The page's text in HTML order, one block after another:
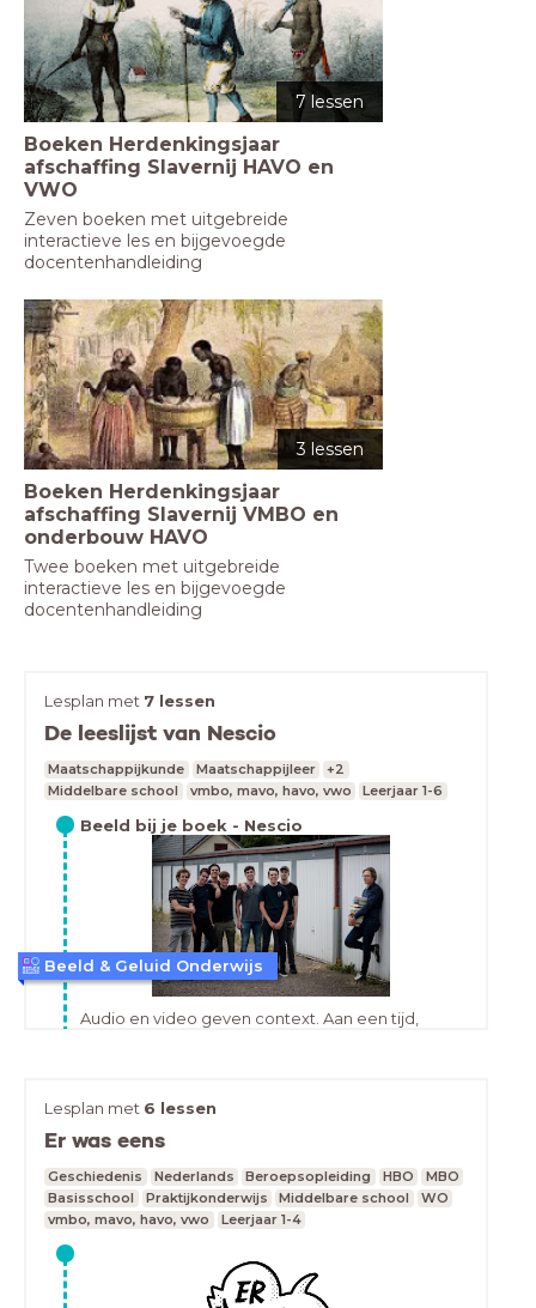
7 lessen
Boeken Herdenkingsjaar
afschaffing Slavernij HAVO en
VWO
Zeven boeken met uitgebreide
interactieve les en bijgevoegde
docentenhandleiding
3 lessen
Boeken Herdenkingsjaar
afschaffing Slavernij VMBO en
onderbouw HAVO
Twee boeken met uitgebreide
interactieve les en bijgevoegde
docentenhandleiding
Lesplan met 7 lessen
De leeslijst van Nescio
Maatschappijkunde Maatschappijleer
+2
Middelbare school
vmbo, mavo, havo, vwo Leerjaar 1-6
Beeld bij je boek - Nescio
Audio en video geven context. Aan een tijd,
maken deze lijst met must reads voor hun
leeftijdsgenoten, Beeld en Geluid op school
voorziet de boeken van beeld. Zo krijg je zelfs
de meest ongemotiveerde leerling aan het
lezen! Wil je hen ook zien en horen? Bekijk hier
de uitzending bij De Vooravond.Op
beeldengeluidopschool.nl staat de Leeslijst van
kijken en ga ook zelf op zoek naar interessante
fragmenten. Deze lijst met lessen zal langzaam
Beeld & Geluid Onderwijs
Lesplan met 6 lessen
Er was eens
Geschiedenis Nederlands Beroepsopleiding HBO
MBO
Basisschool
Praktijkonderwijs Middelbare school
WO
vmbo, mavo, havo, vwo
Leerjaar 1-4